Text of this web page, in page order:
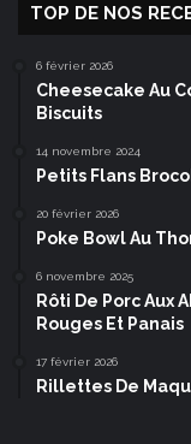
TOP DE NOS
6 février 2026
Cheesecake Au
Biscuits
14 novembre 2024
Petits Flans
20 février 2026
Poke Bowl Au
6 novembre 2025
Rôti De Porc Aux
Rouges Et Panais
17 février 2026
Rillettes De